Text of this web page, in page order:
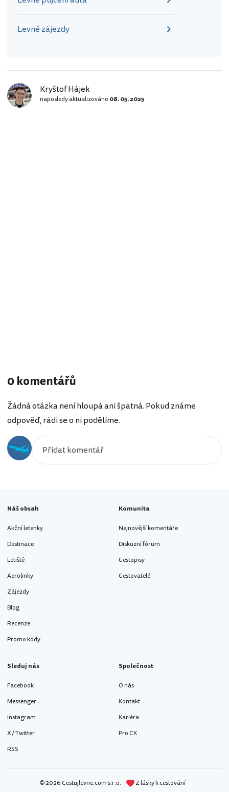
Levné zájezdy
Kryštof Hájek
naposledy aktualizováno 08. 05. 2025
0 komentářů
Žádná otázka není hloupá ani špatná. Pokud známe
odpověď, rádi se o ni podělíme.
Náš obsah
Akční letenky
Destinace
Letiště
Aerolinky
Zájezdy
Blog
Recenze
Promo kódy
Komunita
Nejnovější komentáře
Diskuzní fórum
Cestopisy
Cestovatelé
Sleduj nás
Facebook
Messenger
Instagram
X / Twitter
RSS
Společnost
O nás
Kontakt
Kariéra
Pro CK
© 2026 Cestujlevne.com s.r.o.
Z lásky k cestování